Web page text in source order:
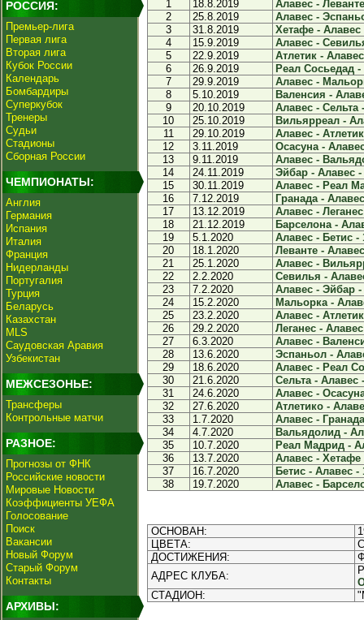
РОССИЯ:
Премьер-лига
Первая лига
Вторая лига
Кубок России
Календарь
Бомбардиры
Суперкубок
Тренеры
Судьи
Стадионы
Сборная России
ЧЕМПИОНАТЫ:
Англия
Германия
Испания
Италия
Франция
Нидерланды
Португалия
Турция
Беларусь
Казахстан
MLS
Саудовская Аравия
Узбекистан
МЕЖСЕЗОНЬЕ:
Трансферы
Контрольные матчи
РАЗНОЕ:
Прогнозы от ФНК
Российские новости
Мировые Новости
Коэффициенты УЕФА
Голосование
Поиск
Вакансии
Новый Форум
Старый Форум
Контакты
АРХИВЫ:
1
18.8.2019
Алавес -
2
25.8.2019
Алавес -
3
31.8.2019
Хетафе - Алавес
4
15.9.2019
Алавес -
5
22.9.2019
Атлетик -
6
26.9.2019
Реал Сосьедад -
7
29.9.2019
Алавес -
8
5.10.2019
Валенсия -
9
20.10.2019
Алавес - Сельта
10
25.10.2019
Вильярреал -
11
29.10.2019
Алавес -
12
3.11.2019
Осасуна -
13
9.11.2019
Алавес -
14
24.11.2019
Эйбар - Алавес -
15
30.11.2019
Алавес - Реал
16
7.12.2019
Гранада -
17
13.12.2019
Алавес -
18
21.12.2019
Барселона -
19
5.1.2020
Алавес - Бетис -
20
18.1.2020
Леванте -
21
25.1.2020
Алавес -
22
2.2.2020
Севилья -
23
7.2.2020
Алавес - Эйбар -
24
15.2.2020
Мальорка -
25
23.2.2020
Алавес -
26
29.2.2020
Леганес -
27
6.3.2020
Алавес -
28
13.6.2020
Эспаньол -
29
18.6.2020
Алавес - Реал
30
21.6.2020
Сельта - Алавес
31
24.6.2020
Алавес -
32
27.6.2020
Атлетико -
33
1.7.2020
Алавес -
34
4.7.2020
Вальядолид -
35
10.7.2020
Реал Мадрид -
36
13.7.2020
Алавес - Хетафе
37
16.7.2020
Бетис - Алавес -
38
19.7.2020 Алавес -
ОСНОВАН:
ЦВЕТА:
ДОСТИЖЕНИЯ:
АДРЕС КЛУБА:
СТАДИОН: